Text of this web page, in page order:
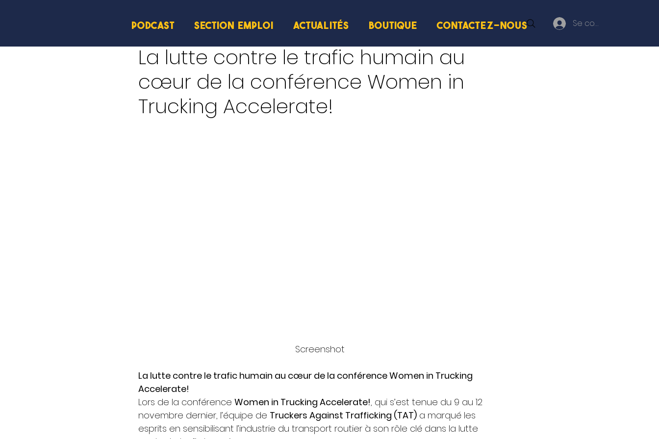
Se connecter
PODCAST SECTION EMPLOI ACTUALITÉS BOUTIQUE Contactez-nous
La lutte contre le trafic humain au
cœur de la conférence Women in
Trucking Accelerate!
Screenshot
La lutte contre le trafic humain au cœur de la conférence Women in Trucking
Accelerate!
Lors de la conférence Women in Trucking Accelerate!, qui s’est tenue du 9 au 12
novembre dernier, l’équipe de Truckers Against Trafficking (TAT) a marqué les
esprits en sensibilisant l’industrie du transport routier à son rôle clé dans la lutte